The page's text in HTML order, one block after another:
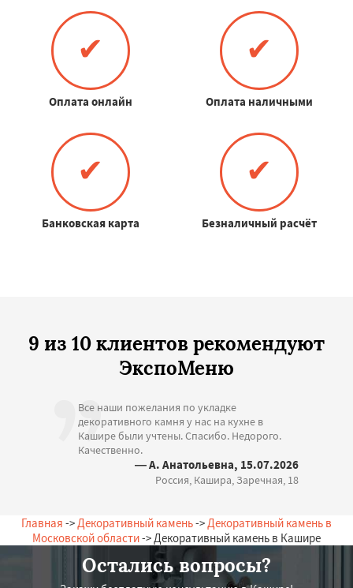
✔
Оплата онлайн
✔
Оплата наличными
✔
Банковская карта
✔
Безналичный расчёт
9 из 10 клиентов рекомендуют
ЭкспоМеню
Все наши пожелания по укладке
декоративного камня у нас на кухне в
Кашире были учтены. Спасибо. Недорого.
Качественно.
— А. Анатольевна, 15.07.2026
Россия, Кашира, Заречная, 18
Главная -> Декоративный камень-> Декоративный камень в
Московской области-> Декоративный камень в Кашире
Остались вопросы?